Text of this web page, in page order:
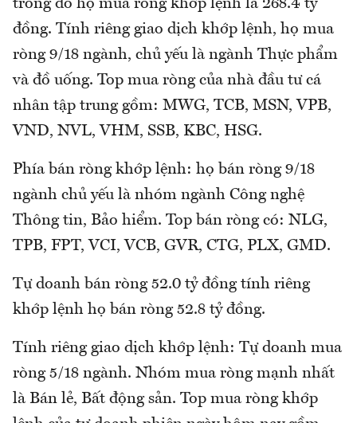
trong đó họ mua ròng khớp lệnh là 268.4 tỷ
đồng. Tính riêng giao dịch khớp lệnh, họ mua
ròng 9/18 ngành, chủ yếu là ngành Thực phẩm
và đồ uống. Top mua ròng của nhà đầu tư cá
nhân tập trung gồm: MWG, TCB, MSN, VPB,
VND, NVL, VHM, SSB, KBC, HSG.
Phía bán ròng khớp lệnh: họ bán ròng 9/18
ngành chủ yếu là nhóm ngành Công nghệ
Thông tin, Bảo hiểm. Top bán ròng có: NLG,
TPB, FPT, VCI, VCB, GVR, CTG, PLX, GMD.
Tự doanh bán ròng 52.0 tỷ đồng tính riêng
khớp lệnh họ bán ròng 52.8 tỷ đồng.
Tính riêng giao dịch khớp lệnh: Tự doanh mua
ròng 5/18 ngành. Nhóm mua ròng mạnh nhất
là Bán lẻ, Bất động sản. Top mua ròng khớp